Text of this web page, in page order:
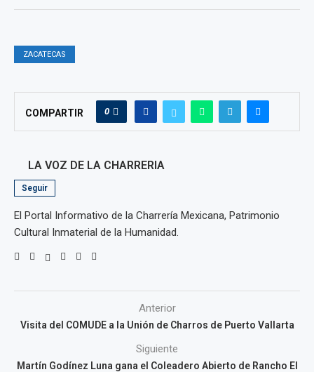
ZACATECAS
COMPARTIR 0
LA VOZ DE LA CHARRERIA
Seguir
El Portal Informativo de la Charrería Mexicana, Patrimonio
Cultural Inmaterial de la Humanidad.
Anterior
Visita del COMUDE a la Unión de Charros de Puerto Vallarta
Siguiente
Martín Godínez Luna gana el Coleadero Abierto de Rancho El